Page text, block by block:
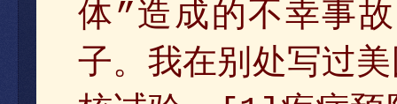
体”造成的不幸事
子。我在别处写过